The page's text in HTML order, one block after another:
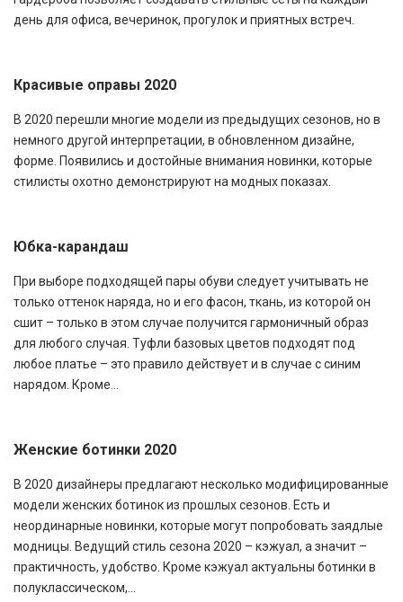
день для офиса, вечеринок, прогулок и приятных встреч.
Красивые оправы 2020
В 2020 перешли многие модели из предыдущих сезонов, но в
немного другой интерпретации, в обновленном дизайне,
форме. Появились и достойные внимания новинки, которые
стилисты охотно демонстрируют на модных показах.
Юбка-карандаш
При выборе подходящей пары обуви следует учитывать не
только оттенок наряда, но и его фасон, ткань, из которой он
сшит – только в этом случае получится гармоничный образ
для любого случая. Туфли базовых цветов подходят под
любое платье – это правило действует и в случае с синим
нарядом. Кроме...
Женские ботинки 2020
В 2020 дизайнеры предлагают несколько модифицированные
модели женских ботинок из прошлых сезонов. Есть и
неординарные новинки, которые могут попробовать заядлые
модницы. Ведущий стиль сезона 2020 – кэжуал, а значит –
практичность, удобство. Кроме кэжуал актуальны ботинки в
полуклассическом,...